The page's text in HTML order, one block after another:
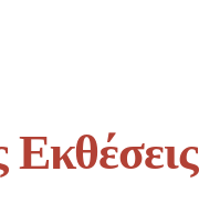
Εκθέσεις